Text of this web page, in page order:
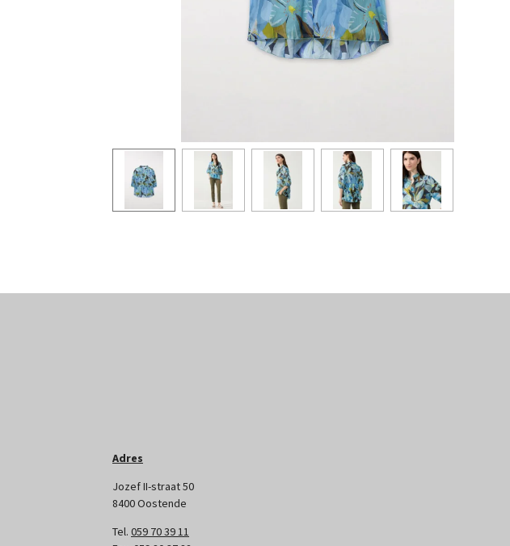
Adres
Jozef II-straat 50
8400 Oostende
Tel. 059 70 39 11